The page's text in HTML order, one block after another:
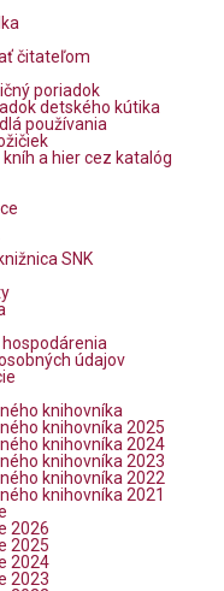
čitateľom
poriadok
detského kútika
používania
a hier cez katalóg
SNK
údajov
knihovníka
knihovníka 2025
knihovníka 2024
knihovníka 2023
knihovníka 2022
knihovníka 2021
2026
2025
2024
2023